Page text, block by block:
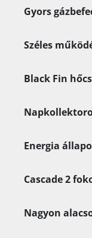
Gyors
Széles
Black Fin
Energia
Cascade 2
Nagyon